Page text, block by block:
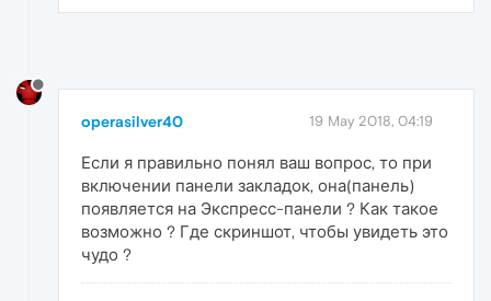
operasilver40 19 May 2018, 04:19
Если я правильно понял ваш вопрос, то при
включении панели закладок, она(панель)
появляется на Экспресс-панели ? Как такое
возможно ? Где скриншот, чтобы увидеть это
чудо ?